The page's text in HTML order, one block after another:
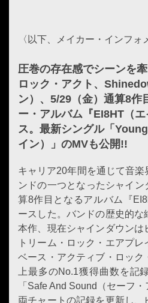
〈以下、メイカー・インフォ
圧巻の存在感でシーンを
ロック・アクト、
ン）、5/29（金）通算8作
ー・アルバム『EI8HT（
ス。最新シングル「
イン）」のMVも公開!!
キャリア20年間を通じて音
ンドの一つとなったシャイ
算8作目となるアルバム『
ースした。バンドの歴史的な
本作、現在シャインダウンは
トリーム・ロック・エアプ
ベース・アクティブ・ロック
上最多のNo.1獲得曲数を記
「Safe And Sound（セーフ
両チャートの記録を更新し、